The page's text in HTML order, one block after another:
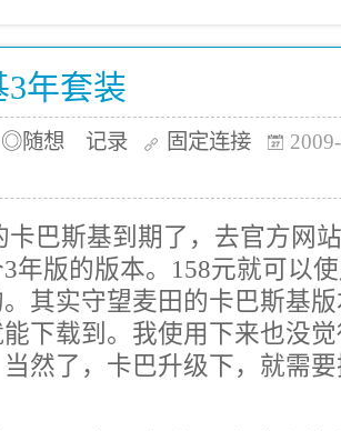
年套装
◎随想 记录 固定连接
卡巴斯基到期了，去官方网
年版的版本。158元就可以
其实守望麦田的卡巴斯基
下载到。我使用下来也没
然了，卡巴升级下，就需